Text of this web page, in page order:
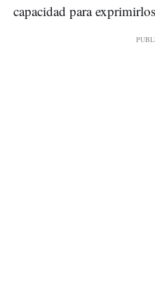
capacidad para